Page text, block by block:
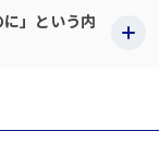
に」という内